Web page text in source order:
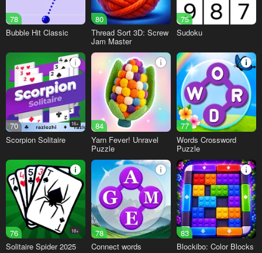
78
Bubble Hit Classic
80
Thread Sort 3D: Screw
Jam Master
75
Sudoku
70 16+
Scorpion Solitaire
84
Yarn Fever! Unravel
Puzzle
77
Words Crossword
Puzzle
76 18+
Solitaire Spider 2025
78
Connect words
83
Blockibo: Color Blocks